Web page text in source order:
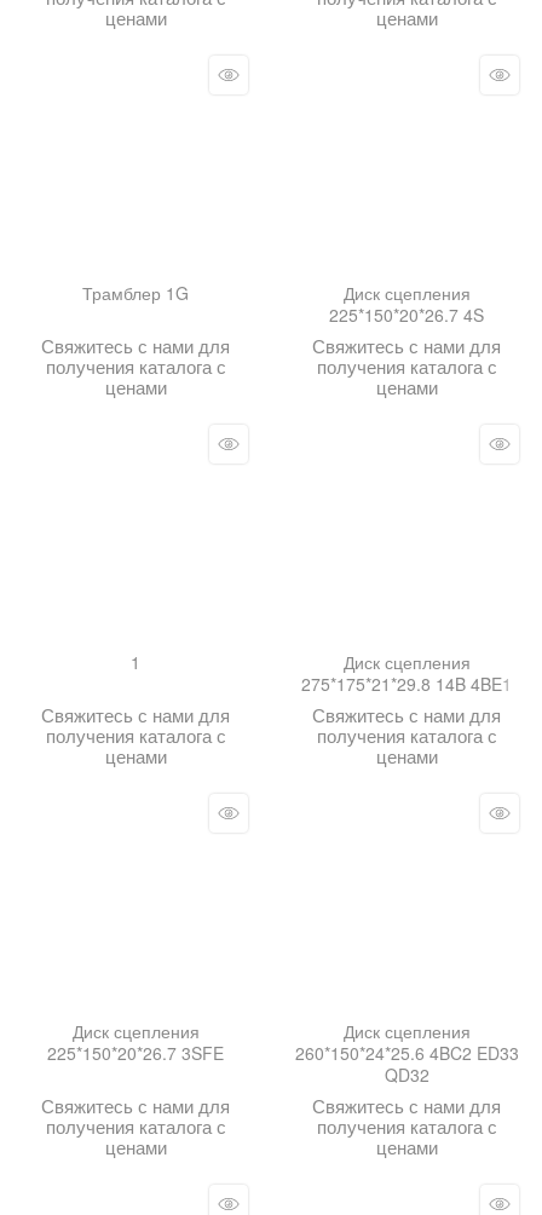
ценами
ценами
Трамблер 1G
Свяжитесь с нами для
получения каталога с
ценами
Диск сцепления
225*150*20*26.7 4S
Свяжитесь с нами для
получения каталога с
ценами
1
Свяжитесь с нами для
получения каталога с
ценами
Диск сцепления
275*175*21*29.8 14B 4BE1
Свяжитесь с нами для
получения каталога с
ценами
Диск сцепления
225*150*20*26.7 3SFE
Свяжитесь с нами для
получения каталога с
ценами
Диск сцепления
260*150*24*25.6 4BC2 ED33
QD32
Свяжитесь с нами для
получения каталога с
ценами